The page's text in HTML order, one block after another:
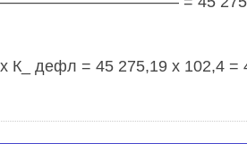
К_ дефл = 45 275,19 х 102,4 =